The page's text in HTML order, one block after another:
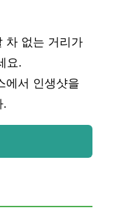
차 없는 거리가
요.
에서 인생샷을
.